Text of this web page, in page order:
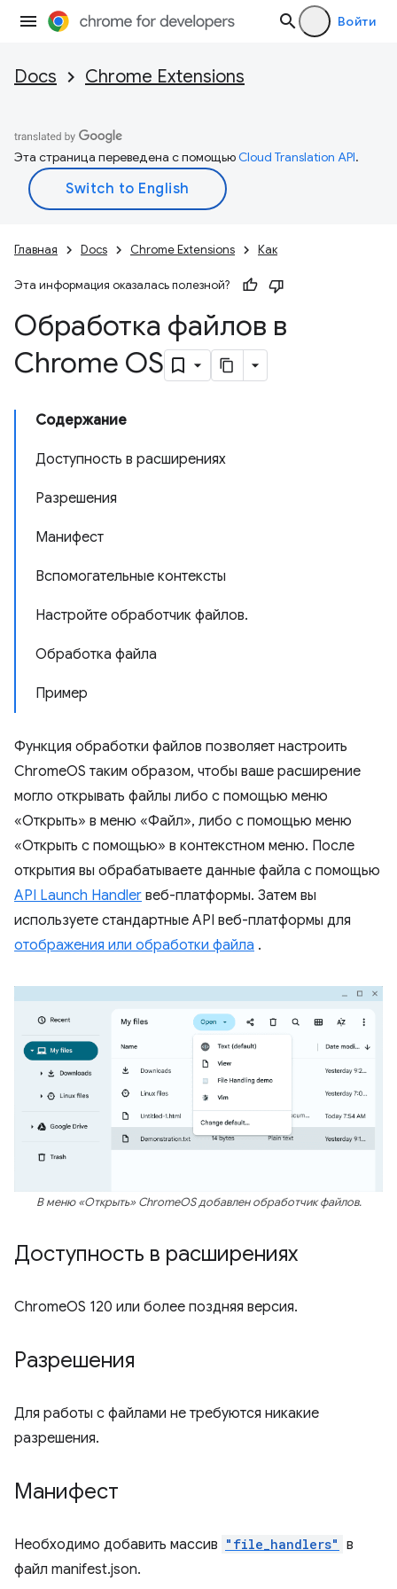
Войти
Docs Chrome Extensions
Эта страница переведена с помощьюCloud Translation API.
Главная Docs Chrome Extensions Как
Эта информация оказалась полезной?
Обработка файлов в
Chrome OS
Содержание
Доступность в расширениях
Разрешения
Манифест
Вспомогательные контексты
Настройте обработчик файлов.
Обработка файла
Пример
Функция обработки файлов позволяет настроить
ChromeOS таким образом, чтобы ваше расширение
могло открывать файлы либо с помощью меню
«Открыть» в меню «Файл», либо с помощью меню
«Открыть с помощью» в контекстном меню. После
открытия вы обрабатываете данные файла с помощью
API Launch Handler веб-платформы. Затем вы
используете стандартные API веб-платформы для
отображения или обработки файла .
В меню «Открыть» ChromeOS добавлен обработчик файлов.
Доступность в расширениях
ChromeOS 120 или более поздняя версия.
Разрешения
Для работы с файлами не требуются никакие
разрешения.
Манифест
Необходимо добавить массив "file_handlers" в
файл manifest.json.